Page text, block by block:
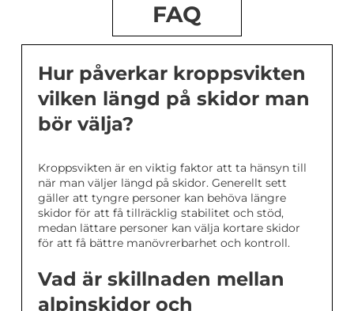
FAQ
Hur påverkar kroppsvikten
vilken längd på skidor man
bör välja?
Kroppsvikten är en viktig faktor att ta hänsyn till
när man väljer längd på skidor. Generellt sett
gäller att tyngre personer kan behöva längre
skidor för att få tillräcklig stabilitet och stöd,
medan lättare personer kan välja kortare skidor
för att få bättre manövrerbarhet och kontroll.
Vad är skillnaden mellan
alpinskidor och